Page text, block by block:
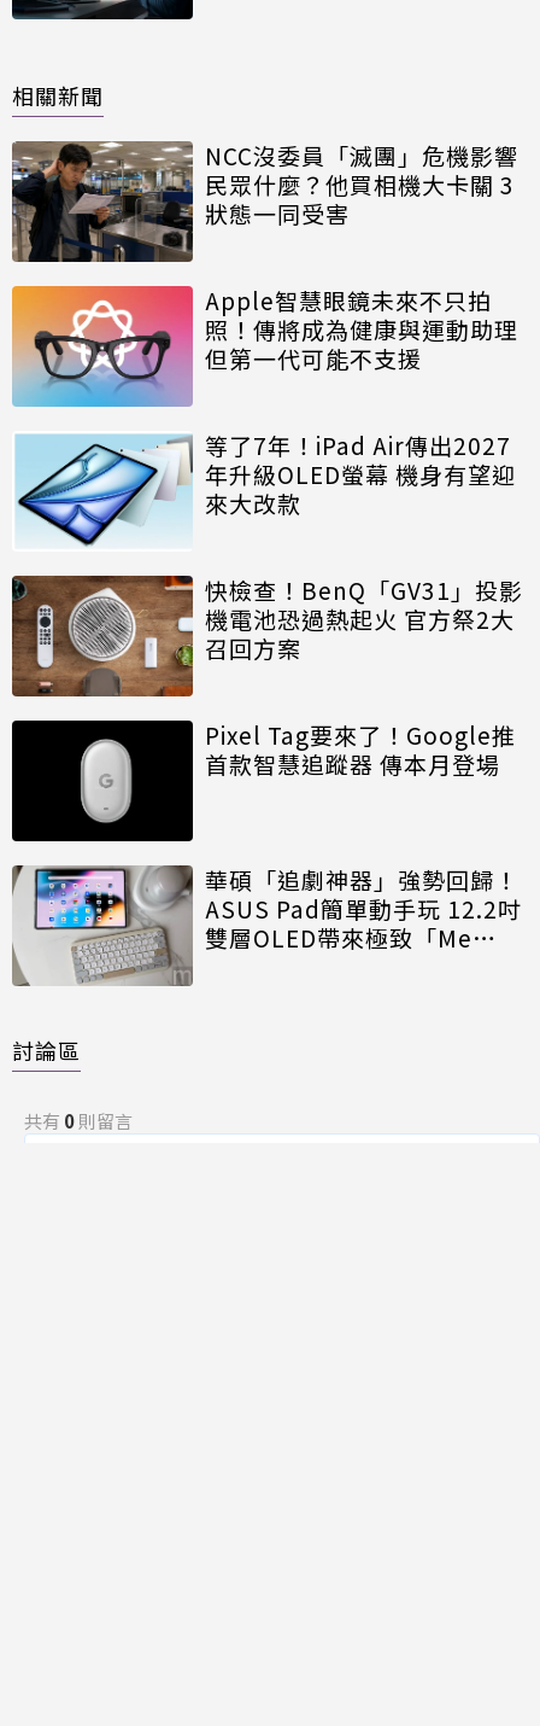
相關新聞
NCC沒委員「滅團」危機影響
民眾什麼？他買相機大卡關 3
狀態一同受害
Apple智慧眼鏡未來不只拍
照！傳將成為健康與運動助理
但第一代可能不支援
等了7年！iPad Air傳出2027
年升級OLED螢幕 機身有望迎
來大改款
快檢查！BenQ「GV31」投影
機電池恐過熱起火 官方祭2大
召回方案
Pixel Tag要來了！Google推
首款智慧追蹤器 傳本月登場
華碩「追劇神器」強勢回歸！
ASUS Pad簡單動手玩 12.2吋
雙層OLED帶來極致「Me
討論區
共有 0則留言